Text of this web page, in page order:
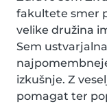
fakultete smer
velike družina
Sem
izkušnje. Z
pomagat ter